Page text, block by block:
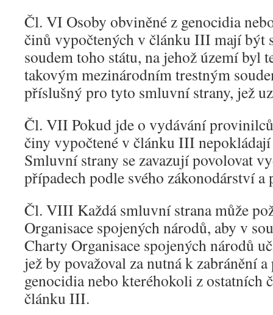
Čl. VI Osoby obviněné z genocidia
činů vypočtených v článku III mají být
soudem toho státu, na jehož území byl
takovým mezinárodním trestným
příslušný pro tyto smluvní strany, jež
Čl. VII Pokud jde o vydávání
činy vypočtené v článku III
Smluvní strany se zavazují povolovat
případech podle svého zákonodárství
Čl. VIII Každá smluvní strana může
Organisace spojených národů, aby v
Charty Organisace spojených národů
jež by považoval za nutná k zabránění
genocidia nebo kteréhokoli z ostatních
článku III.